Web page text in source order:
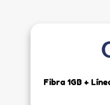
Fibra 1GB +